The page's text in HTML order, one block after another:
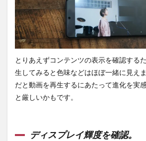
とりあえずコンテンツの表示を確認する
生してみると色味などはほぼ一緒に見え
だと動画を再生するにあたって進化を実
と厳しいかもです。
ディスプレイ輝度を確認。